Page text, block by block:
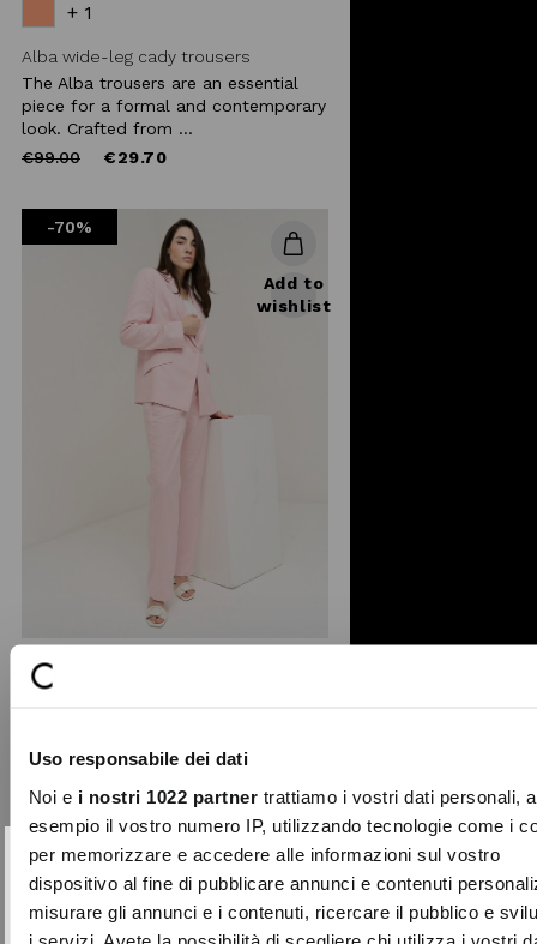
Uso responsabile dei dati
Noi e i nostri 1022 partnertrattiamo i vostri dati personali,
esempio il vostro numero IP, utilizzando tecnologie come i
per memorizzare e accedere alle informazioni sul vostro
dispositivo al fine di pubblicare annunci e contenuti
misurare gli annunci e i contenuti, ricercare il pubblico e
i servizi. Avete la possibilità di scegliere chi utilizza i vostri
+ 1
Alba wide-leg cady trousers
The Alba trousers are an essential
piece for a formal and contemporary
look. Crafted from ...
Price
€99.00to €29.70
-70%
Add to
wishlist
out for a clean and refined straight-
leg cut, finish ...
reduced
from
€99.00 to €29.70
-70%
Close
SUBSCRIBE TO OUR
NEWSLETTER